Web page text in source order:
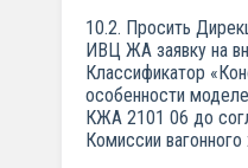
10.2. Просить
ИВЦ ЖА заявку на
Классификатор
особенности
КЖА 2101 06 до
Комиссии вагонного